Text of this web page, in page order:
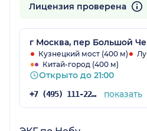
Лицензия проверена
г Москва, пер Большой
Кузнецкий мост (400 м)
Китай-город (400 м)
Открыто до 21:00
+7 (495) 111-22-20 показать